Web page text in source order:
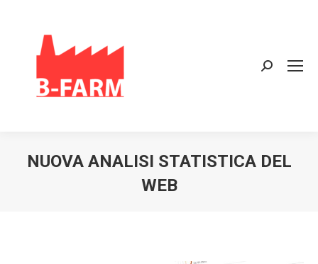
Search:
NUOVA ANALISI STATISTICA DEL
WEB